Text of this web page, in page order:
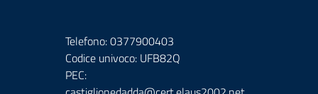
Telefono: 0377900403
Codice univoco: UFB82Q
PEC: